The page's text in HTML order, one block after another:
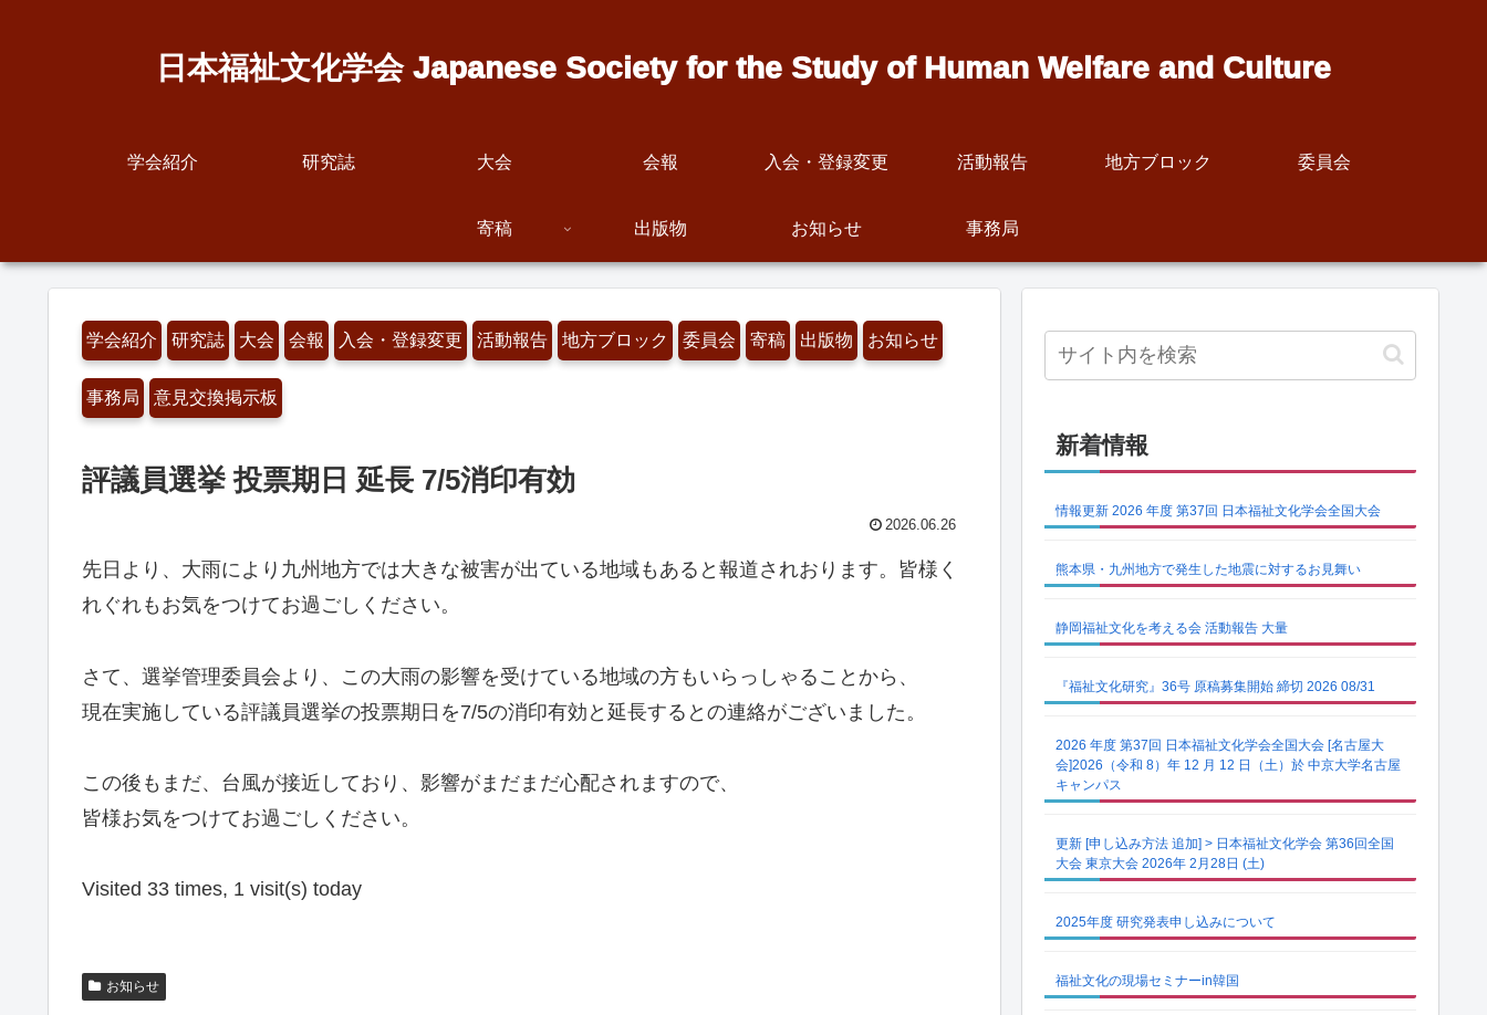
日本福祉文化学会 Japanese Society for the Study of Human Welfare and Culture
学会紹介 研究誌 大会 会報 入会・登録変更 活動報告 地方ブロック 委員会
寄稿 出版物 お知らせ 事務局
学会紹介 研究誌 大会 会報 入会・登録変更 活動報告 地方ブロック 委員会 寄稿 出版物 お知らせ
事務局 意見交換掲示板
評議員選挙 投票期日 延長 7/5消印有効
2026.06.26
先日より、大雨により九州地方では大きな被害が出ている地域もあると報道されおります。皆様く
れぐれもお気をつけてお過ごしください。
さて、選挙管理委員会より、この大雨の影響を受けている地域の方もいらっしゃることから、
現在実施している評議員選挙の投票期日を7/5の消印有効と延長するとの連絡がございました。
この後もまだ、台風が接近しており、影響がまだまだ心配されますので、
皆様お気をつけてお過ごしください。
Visited 33 times, 1 visit(s) today
お知らせ
新着情報
情報更新 2026 年度 第37回 日本福祉文化学会全国大会
熊本県・九州地方で発生した地震に対するお見舞い
静岡福祉文化を考える会 活動報告 大量
『福祉文化研究』36号 原稿募集開始 締切 2026 08/31
2026 年度 第37回 日本福祉文化学会全国大会 [名古屋大
会]2026（令和 8）年 12 月 12 日（土）於 中京大学名古屋
キャンパス
更新 [申し込み方法 追加] > 日本福祉文化学会 第36回全国
大会 東京大会 2026年 2月28日 (土)
2025年度 研究発表申し込みについて
福祉文化の現場セミナーin韓国